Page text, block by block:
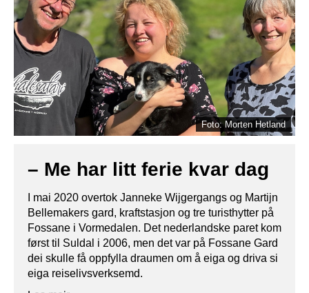
Foto: Morten Hetland
– Me har litt ferie kvar dag
I mai 2020 overtok Janneke Wijgergangs og Martijn
Bellemakers gard, kraftstasjon og tre turisthytter på
Fossane i Vormedalen. Det nederlandske paret kom
først til Suldal i 2006, men det var på Fossane Gard
dei skulle få oppfylla draumen om å eiga og driva si
eiga reiselivsverksemd.